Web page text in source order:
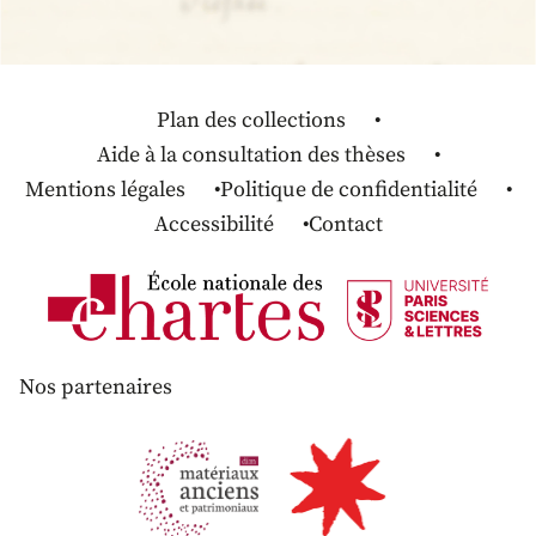
Plan des collections
Aide à la consultation des thèses
Mentions légales
Politique de confidentialité
Accessibilité
Contact
Nos partenaires